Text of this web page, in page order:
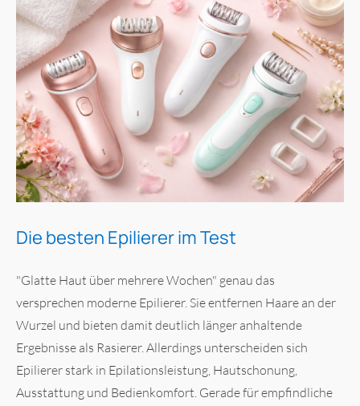
Die besten Epilierer im Test
"Glatte Haut über mehrere Wochen" genau das
versprechen moderne Epilierer. Sie entfernen Haare an der
Wurzel und bieten damit deutlich länger anhaltende
Ergebnisse als Rasierer. Allerdings unterscheiden sich
Epilierer stark in Epilationsleistung, Hautschonung,
Ausstattung und Bedienkomfort. Gerade für empfindliche